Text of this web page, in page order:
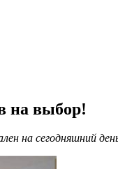
на выбор!
на сегодняшний